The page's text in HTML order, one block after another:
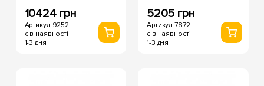
10424 грн
Артикул 9252
є в наявності
1-3 дня
5205 грн
Артикул 7872
є в наявності
1-3 дня